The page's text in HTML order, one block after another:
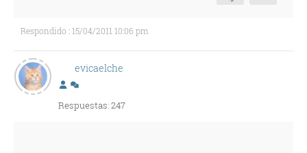
Respondido : 15/04/2011 10:06 pm
evicaelche
Respuestas: 247